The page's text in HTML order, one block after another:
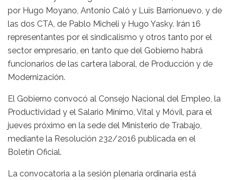
por Hugo Moyano, Antonio Caló y Luis Barrionuevo, y de
las dos CTA, de Pablo Micheli y Hugo Yasky. Irán 16
representantes por el sindicalismo y otros tanto por el
sector empresario, en tanto que del Gobierno habrá
funcionarios de las cartera laboral, de Producción y de
Modernización.
El Gobierno convocó al Consejo Nacional del Empleo, la
Productividad y el Salario Mínimo, Vital y Móvil, para el
jueves próximo en la sede del Ministerio de Trabajo,
mediante la Resolución 232/2016 publicada en el
Boletín Oficial.
La convocatoria a la sesión plenaria ordinaria está